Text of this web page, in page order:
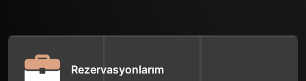
Rezervasyonlarım